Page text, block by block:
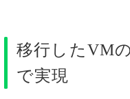
移行したVM
で実現